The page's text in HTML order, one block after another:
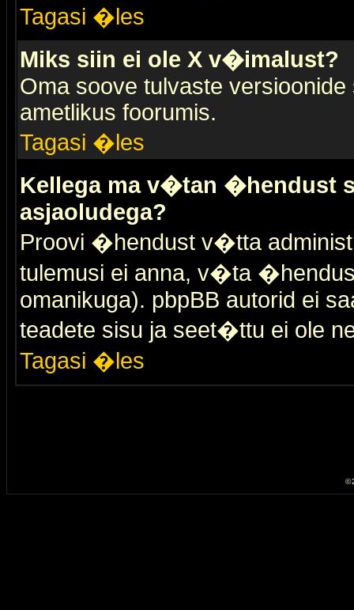
Tagasi �les
Miks siin ei ole X v�imalust?
Oma soove tulvaste
ametlikus foorumis.
Tagasi �les
Kellega ma v�tan �hendust
asjaoludega?
Proovi �hendust v�tta
tulemusi ei anna, v�ta
omanikuga). pbpBB autorid ei
teadete sisu ja seet�ttu ei ole
Tagasi �les
©